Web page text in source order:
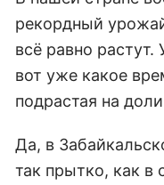
рекордный
всё равно растут.
вот уже какое
подрастая на
Да, в
так прытко, как в